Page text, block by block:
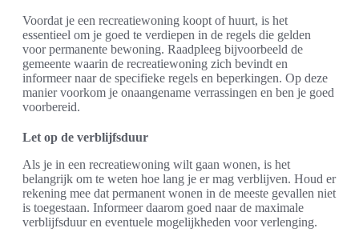
Voordat je een recreatiewoning koopt of huurt, is het
essentieel om je goed te verdiepen in de regels die gelden
voor permanente bewoning. Raadpleeg bijvoorbeeld de
gemeente waarin de recreatiewoning zich bevindt en
informeer naar de specifieke regels en beperkingen. Op deze
manier voorkom je onaangename verrassingen en ben je goed
voorbereid.
Let op de verblijfsduur
Als je in een recreatiewoning wilt gaan wonen, is het
belangrijk om te weten hoe lang je er mag verblijven. Houd er
rekening mee dat permanent wonen in de meeste gevallen niet
is toegestaan. Informeer daarom goed naar de maximale
verblijfsduur en eventuele mogelijkheden voor verlenging.